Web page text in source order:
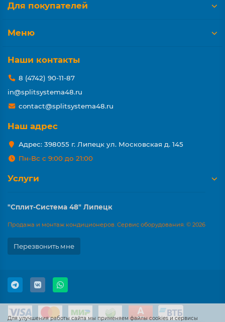
Для улучшения работы сайта мы применяем файлы cookies и сервисы
Для покупателей
Меню
Наши контакты
8 (4742) 90-11-87
in@splitsystema48.ru
contact@splitsystema48.ru
Наш адрес
Адрес: 398055 г. Липецк ул. Московская д. 145
Пн-Вс с 9:00 до 21:00
Услуги
"Сплит-Система 48" Липецк
Продажа и монтаж кондиционеров. Сервис оборудования. © 2026
Перезвонить мне